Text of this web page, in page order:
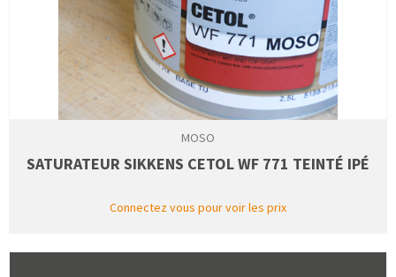
MOSO
SATURATEUR SIKKENS CETOL WF 771 TEINTÉ IPÉ
Connectez vous pour voir les prix